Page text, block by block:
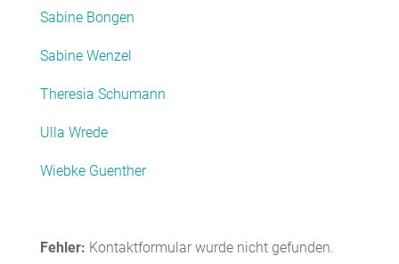
Sabine Bongen
Sabine Wenzel
Theresia Schumann
Ulla Wrede
Wiebke Guenther
Fehler: Kontaktformular wurde nicht gefunden.